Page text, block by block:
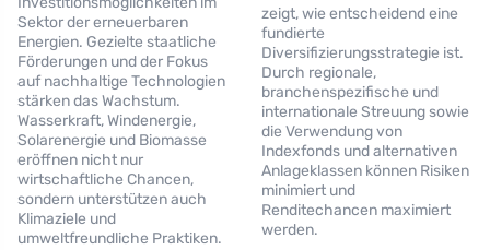
Sektor der erneuerbaren
Energien. Gezielte staatliche
Förderungen und der Fokus
auf nachhaltige Technologien
stärken das Wachstum.
Wasserkraft, Windenergie,
Solarenergie und Biomasse
eröffnen nicht nur
wirtschaftliche Chancen,
sondern unterstützen auch
Klimaziele und
umweltfreundliche Praktiken.
zeigt, wie entscheidend eine
fundierte
Diversifizierungsstrategie ist.
Durch regionale,
branchenspezifische und
internationale Streuung sowie
die Verwendung von
Indexfonds und alternativen
Anlageklassen können Risiken
minimiert und
Renditechancen maximiert
werden.